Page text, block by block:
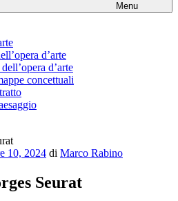
Menu
d’arte
d’arte
concettuali
10, 2024 di Marco Rabino
Seurat